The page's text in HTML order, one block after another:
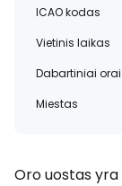
ICAO kodas
Vietinis laikas
Dabartiniai orai
Miestas
Oro uostas